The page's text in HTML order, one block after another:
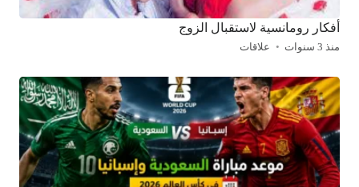
أفكار رومانسية لاستقبال الزوج
منذ 3 سنوات علاقات